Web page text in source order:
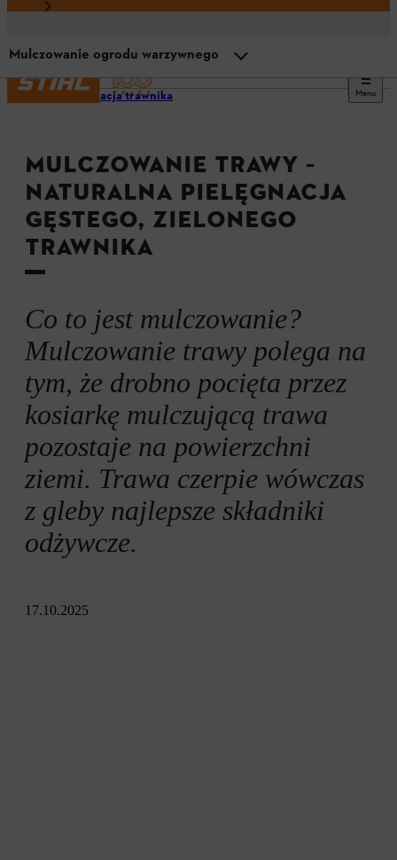
Menu
Pielęgnacja trawnika
MULCZOWANIE TRAWY –
NATURALNA PIELĘGNACJA
GĘSTEGO, ZIELONEGO
TRAWNIKA
Co to jest mulczowanie?
Mulczowanie trawy polega na
tym, że drobno pocięta przez
kosiarkę mulczującą trawa
pozostaje na powierzchni
ziemi. Trawa czerpie wówczas
z gleby najlepsze składniki
odżywcze.
17.10.2025
Mulczowanie ogrodu warzywnego
Czym jest mulczowanie
Materiał do mulczowania
Mulczować czy kosić
Pozostały porady
Mulczowanie ogrodu warzywnego